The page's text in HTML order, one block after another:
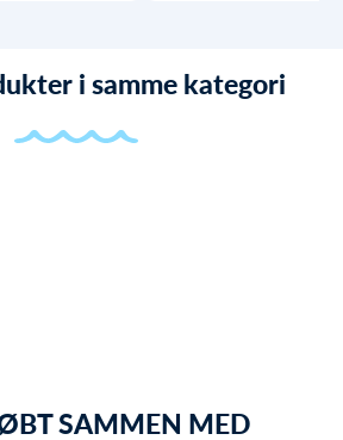
i samme kategori
SAMMEN MED